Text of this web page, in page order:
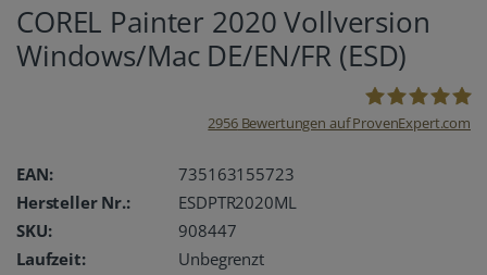
COREL Painter 2020 Vollversion
Windows/Mac DE/EN/FR (ESD)
2956Bewertungen auf ProvenExpert.com
EAN:
735163155723
Hersteller Nr.:
ESDPTR2020ML
SKU:
908447
Laufzeit:
Unbegrenzt